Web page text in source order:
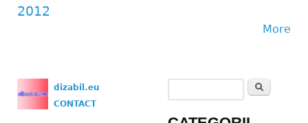
2012
More
dizabil.eu
CONTACT
Search form